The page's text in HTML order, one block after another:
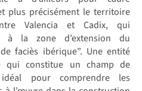
plus précisément le territoire
Valencia et Cadix, qui
à la zone d’extension du
faciès ibérique”. Une entité
qui constitue un champ de
idéal pour comprendre les